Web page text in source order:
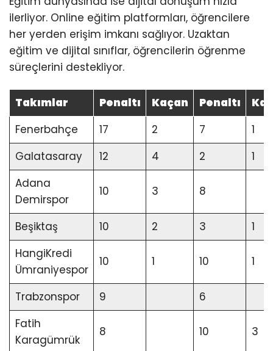
ilerliyor. Online eğitim platformları, öğrencilere
her yerden erişim imkanı sağlıyor. Uzaktan
eğitim ve dijital sınıflar, öğrencilerin öğrenme
süreçlerini destekliyor.
Takımlar Penaltı Kaçan Penaltı
Fenerbahçe
17 2 7
1
Galatasaray
12 4 2
1
Adana
Demirspor
10 3 8
Beşiktaş 10 2 3
1
HangiKredi
Ümraniyespor
10 1 10 1
Trabzonspor 9
6
Fatih
Karagümrük
8 10 3